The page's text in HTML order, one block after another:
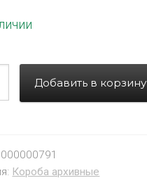
Добавить в корзину
000000791
Короба архивные